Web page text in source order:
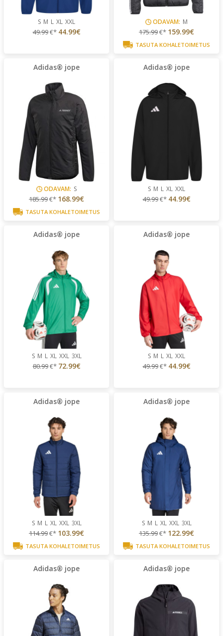
S M L XL XXL
49.99€* 44.99€
ODAVAM: M
175.99€* 159.99€
TASUTA KOHALETOIMETUS
Adidas® jope
ODAVAM: S
185.99€* 168.99€
TASUTA KOHALETOIMETUS
Adidas® jope
S M L XL XXL
49.99€* 44.99€
Adidas® jope
S M L XL XXL 3XL
80.99€* 72.99€
Adidas® jope
S M L XL XXL
49.99€* 44.99€
Adidas® jope
S M L XL XXL 3XL
114.99€* 103.99€
TASUTA KOHALETOIMETUS
Adidas® jope
S M L XL XXL 3XL
135.99€* 122.99€
TASUTA KOHALETOIMETUS
Adidas® jope Adidas® jope